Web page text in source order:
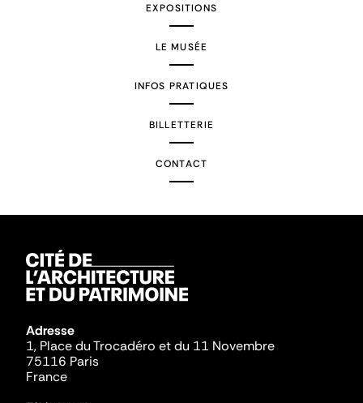
EXPOSITIONS
LE MUSÉE
INFOS PRATIQUES
BILLETTERIE
CONTACT
Adresse
1, Place du Trocadéro et du 11 Novembre
75116 Paris
France